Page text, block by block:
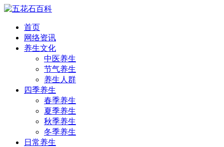
首页
网络资讯
养生文化
中医养生
节气养生
养生人群
四季养生
春季养生
夏季养生
秋季养生
冬季养生
日常养生